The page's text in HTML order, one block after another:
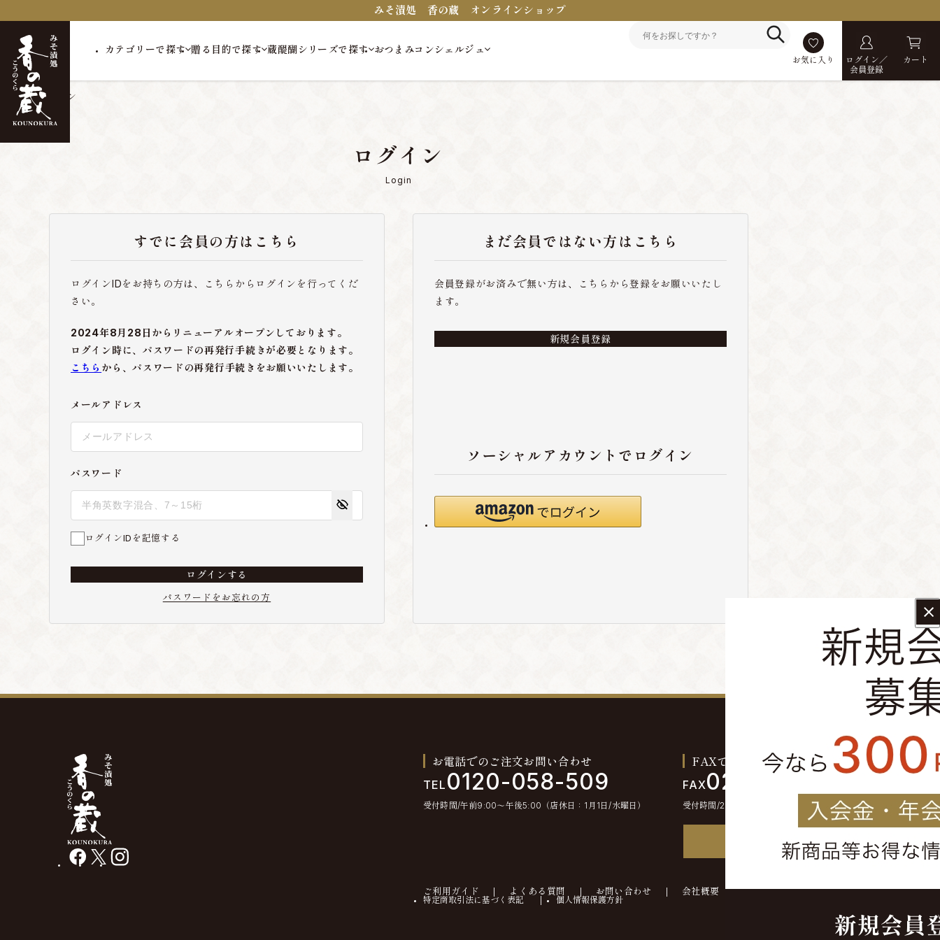
みそ漬処 香の蔵 オンラインショップ
カテゴリーで探す 贈る目的で探す 蔵醍醐シリーズで探す おつまみコンシェルジュ
お気に入り
ログイン／
会員登録
カート
トップ ログイン
ログイン
Login
すでに会員の方はこちら
ログインIDをお持ちの方は、こちらからログインを行ってくだ
さい。
2024年8月28日からリニューアルオープンしております。
ログイン時に、パスワードの再発行手続きが必要となります。
こちら から、パスワードの再発行手続きをお願いいたします。
メールアドレス
パスワード
ログインIDを記憶する
ログインする
パスワードをお忘れの方
まだ会員ではない方はこちら
会員登録がお済みで無い方は、こちらから登録をお願いいたし
ます。
新規会員登録
ソーシャルアカウントでログイン
facebook
X instagram
お電話でのご注文お問い合わせ
TEL 0120-058-509
受付時間/午前9:00〜午後5:00（店休日：1月1日/水曜日）
FAXでのご注文お問い合わせ
FAX0244-46-2355
受付時間/24時間受付
ご利用ガイド よくある質問 お問い合わせ 会社概要
特定商取引法に基づく表記 個人情報保護方針